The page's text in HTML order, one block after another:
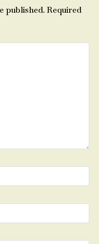
published. Required